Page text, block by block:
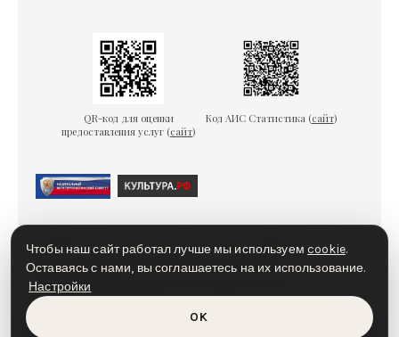
QR-код для оценки
предоставления услуг (сайт)
Код АИС Статистика (сайт)
Гарантии безопасности
Пользовательское соглашение
Политика конфиденциальности
Политика cookies
Доступная среда
Чтобы наш сайт работал лучше мы используемcookie.
Оставаясь с нами, вы соглашаетесь на их использование.
Настройки
OK